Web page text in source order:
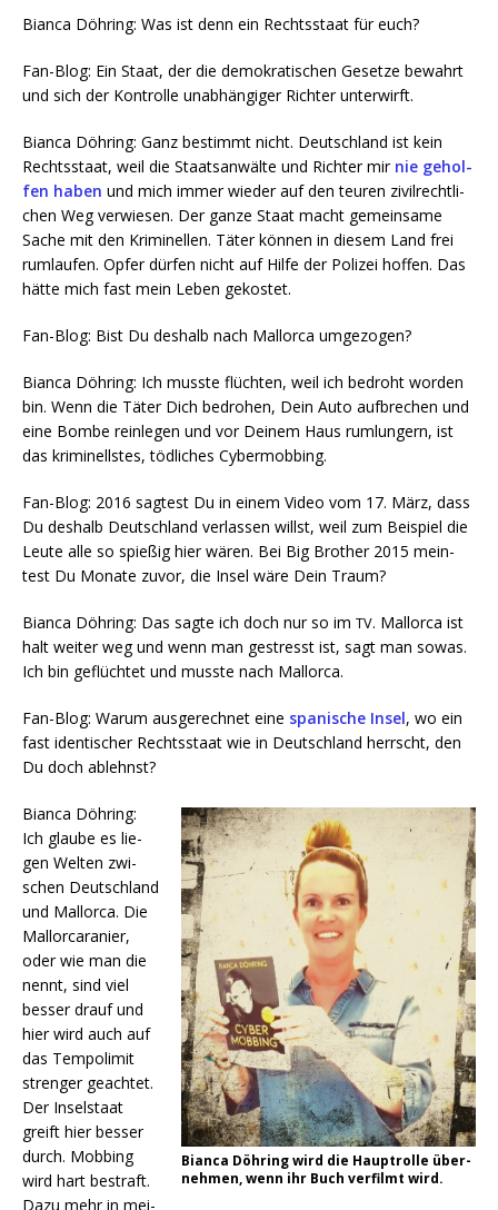
Bian­ca Döh­ring: Was ist denn ein Rechts­staat für euch?
Fan-Blog: Ein Staat, der die demo­kra­ti­schen Geset­ze bewahrt
und sich der Kon­trol­le unab­hän­gi­ger Rich­ter unterwirft.
Bian­ca Döh­ring: Ganz bestimmt nicht. Deutsch­land ist kein
Rechts­staat, weil die Staats­an­wäl­te und Rich­ter mir nie gehol­
fen haben und mich immer wie­der auf den teu­ren zivil­recht­li­
chen Weg ver­wie­sen. Der gan­ze Staat macht gemein­sa­me
Sache mit den Kri­mi­nel­len. Täter kön­nen in die­sem Land frei
rum­lau­fen. Opfer dür­fen nicht auf Hil­fe der Poli­zei hof­fen. Das
hät­te mich fast mein Leben gekostet.
Fan-Blog: Bist Du des­halb nach Mal­lor­ca umgezogen?
Bian­ca Döh­ring: Ich muss­te flüch­ten, weil ich bedroht wor­den
bin. Wenn die Täter Dich bedro­hen, Dein Auto auf­bre­chen und
eine Bom­be rein­le­gen und vor Dei­nem Haus rum­lun­gern, ist
das kri­mi­nells­tes, töd­li­ches Cybermobbing.
Fan-Blog: 2016 sag­test Du in einem Video vom 17. März, dass
Du des­halb Deutsch­land ver­las­sen willst, weil zum Bei­spiel die
Leu­te alle so spie­ßig hier wären. Bei Big Brot­her 2015 mein­
test Du Mona­te zuvor, die Insel wäre Dein Traum?
Bian­ca Döh­ring: Das sag­te ich doch nur so im TV. Mal­lor­ca ist
halt wei­ter weg und wenn man gestresst ist, sagt man sowas.
Ich bin geflüch­tet und muss­te nach Mallorca.
Fan-Blog: War­um aus­ge­rech­net eine spa­ni­sche Insel, wo ein
fast iden­ti­scher Rechts­staat wie in Deutsch­land herrscht, den
Du doch ablehnst?
Bian­ca Döh­ring wird die Haupt­rol­le über­
neh­men, wenn ihr Buch ver­filmt wird.
Bian­ca Döh­ring:
Ich glau­be es lie­
gen Wel­ten zwi­
schen Deutsch­land
und Mal­lor­ca. Die
Mal­lor­ca­ra­ni­er,
oder wie man die
nennt, sind viel
bes­ser drauf und
hier wird auch auf
das Tem­po­li­mit
stren­ger geach­tet.
Der Insel­staat
greift hier bes­ser
durch. Mob­bing
wird hart bestraft.
Dazu mehr in mei­